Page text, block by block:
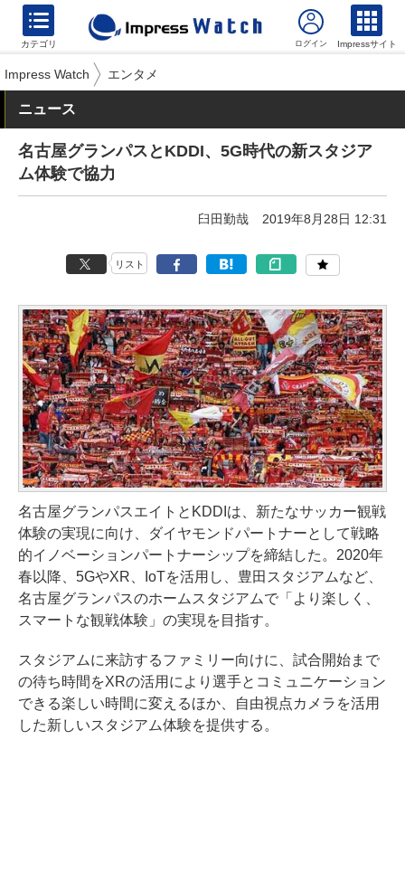
カテゴリ Impressサイト
Impress Watch エンタメ
ニュース
名古屋グランパスとKDDI、5G時代の新スタジア
ム体験で協力
臼田勤哉 2019年8月28日 12:31
リスト
名古屋グランパスエイトとKDDIは、新たなサッカー観戦
体験の実現に向け、ダイヤモンドパートナーとして戦略
的イノベーションパートナーシップを締結した。2020年
春以降、5GやXR、IoTを活用し、豊田スタジアムなど、
名古屋グランパスのホームスタジアムで「より楽しく、
スマートな観戦体験」の実現を目指す。
スタジアムに来訪するファミリー向けに、試合開始まで
の待ち時間をXRの活用により選手とコミュニケーション
できる楽しい時間に変えるほか、自由視点カメラを活用
した新しいスタジアム体験を提供する。